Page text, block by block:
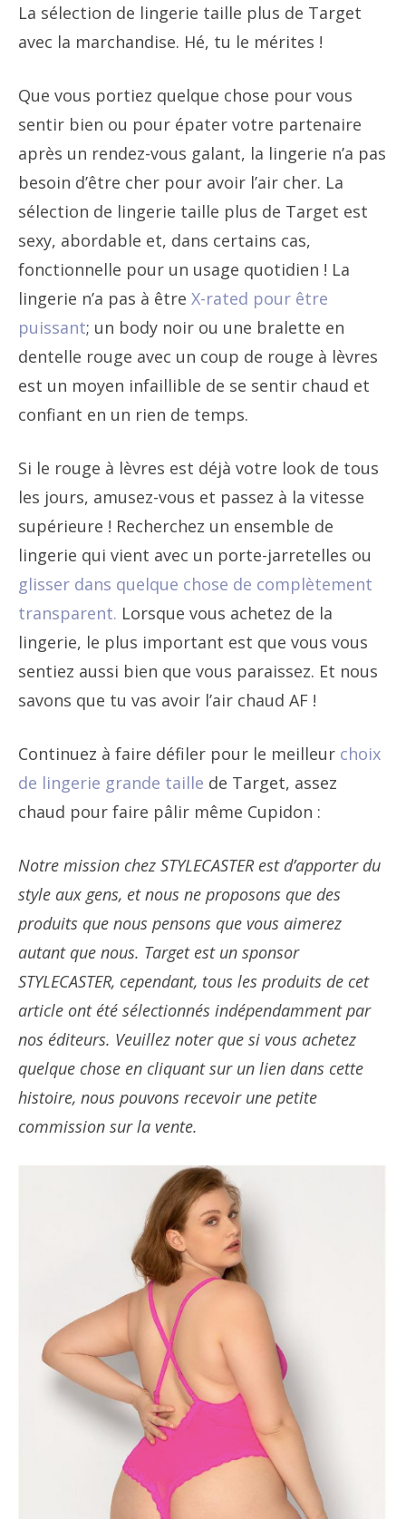
La sélection de lingerie taille plus de Target
avec la marchandise. Hé, tu le mérites !
Que vous portiez quelque chose pour vous
sentir bien ou pour épater votre partenaire
après un rendez-vous galant, la lingerie n’a pas
besoin d’être cher pour avoir l’air cher. La
sélection de lingerie taille plus de Target est
sexy, abordable et, dans certains cas,
fonctionnelle pour un usage quotidien ! La
lingerie n’a pas à être X-rated pour être
puissant; un body noir ou une bralette en
dentelle rouge avec un coup de rouge à lèvres
est un moyen infaillible de se sentir chaud et
confiant en un rien de temps.
Si le rouge à lèvres est déjà votre look de tous
les jours, amusez-vous et passez à la vitesse
supérieure ! Recherchez un ensemble de
lingerie qui vient avec un porte-jarretelles ou
glisser dans quelque chose de complètement
transparent. Lorsque vous achetez de la
lingerie, le plus important est que vous vous
sentiez aussi bien que vous paraissez. Et nous
savons que tu vas avoir l’air chaud AF !
Continuez à faire défiler pour le meilleur choix
de lingerie grande taille de Target, assez
chaud pour faire pâlir même Cupidon :
Notre mission chez STYLECASTER est d’apporter du
style aux gens, et nous ne proposons que des
produits que nous pensons que vous aimerez
autant que nous. Target est un sponsor
STYLECASTER, cependant, tous les produits de cet
article ont été sélectionnés indépendamment par
nos éditeurs. Veuillez noter que si vous achetez
quelque chose en cliquant sur un lien dans cette
histoire, nous pouvons recevoir une petite
commission sur la vente.